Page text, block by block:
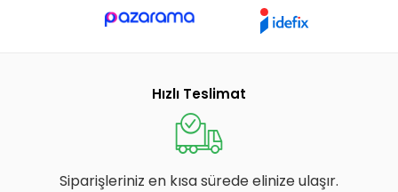
Hızlı Teslimat
Siparişleriniz en kısa sürede elinize ulaşır.